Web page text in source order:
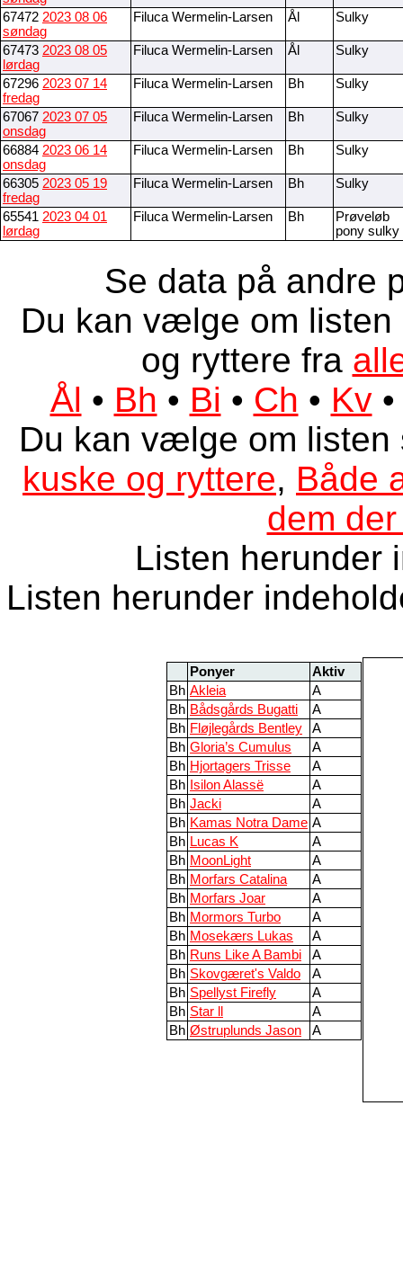
67472 2023 08 06
søndag
Filuca Wermelin-Larsen Ål Sulky
67473 2023 08 05
lørdag
Filuca Wermelin-Larsen Ål Sulky
67296 2023 07 14
fredag
Filuca Wermelin-Larsen Bh Sulky
67067 2023 07 05
onsdag
Filuca Wermelin-Larsen Bh Sulky
66884 2023 06 14
onsdag
Filuca Wermelin-Larsen Bh Sulky
66305 2023 05 19
fredag
Filuca Wermelin-Larsen Bh Sulky
65541 2023 04 01
lørdag
Filuca Wermelin-Larsen Bh
Prøveløb
pony sulky
Se data på andre
Du kan vælge om
og ryttere fra
Ål • Bh • Bi • Ch • Kv
Du kan vælge om
kuske og ryttere, Både
dem
Listen herunder
Listen herunder
Ponyer
Aktiv
Bh Akleia
A
Bh Bådsgårds Bugatti
A
Bh Fløjlegårds Bentley
A
Bh Gloria’s Cumulus
A
Bh Hjortagers Trisse
A
Bh Isilon Alassë
A
Bh Jacki
A
Bh Kamas Notra Dame A
Bh Lucas K
A
Bh MoonLight
A
Bh Morfars Catalina
A
Bh Morfars Joar
A
Bh Mormors Turbo
A
Bh Mosekærs Lukas
A
Bh Runs Like A Bambi
A
Bh Skovgæret's Valdo
A
Bh Spellyst Firefly
A
Bh Star ll
A
Bh Østruplunds Jason A